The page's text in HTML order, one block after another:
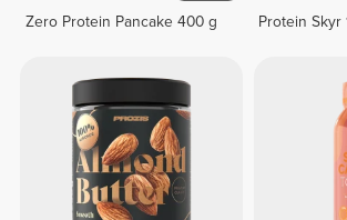
Zero Protein Pancake 400 g
Protein Skyr